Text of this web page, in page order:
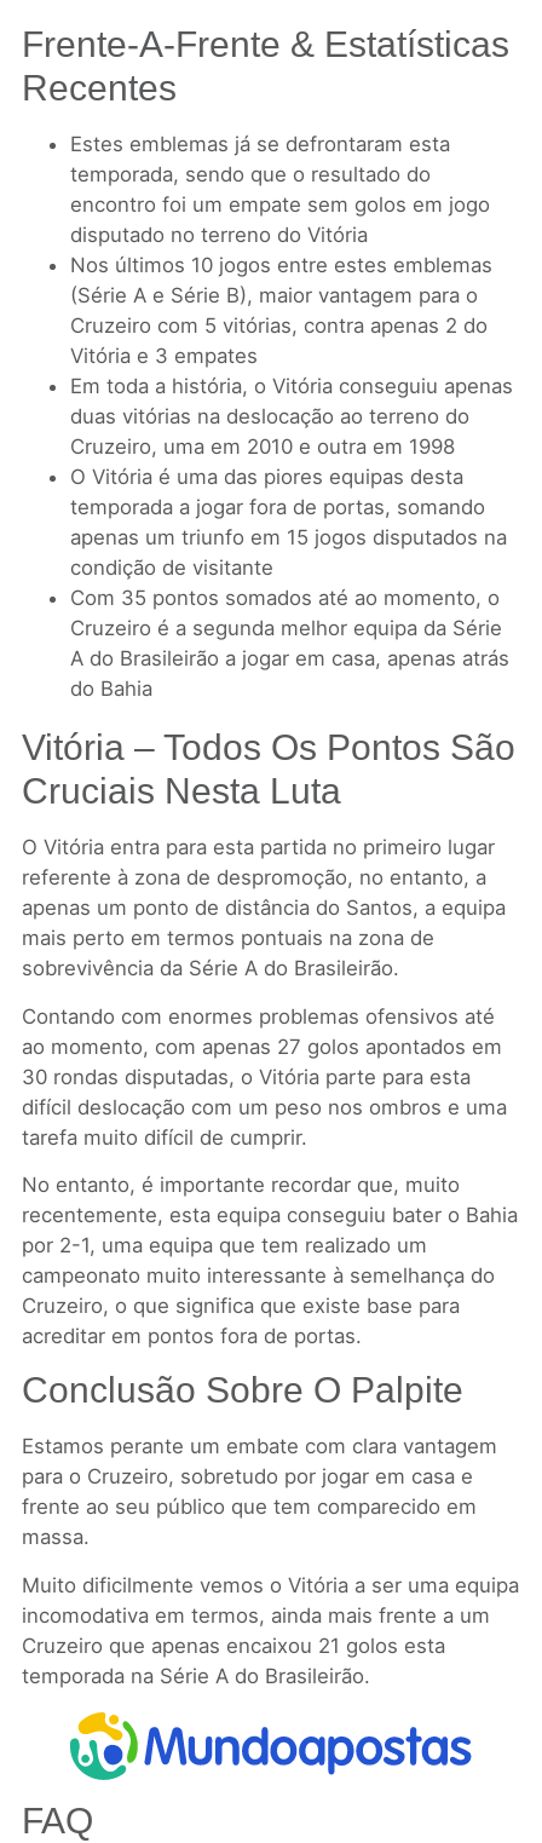
Frente-A-Frente & Estatísticas
Recentes
Estes emblemas já se defrontaram esta
temporada, sendo que o resultado do
encontro foi um empate sem golos em jogo
disputado no terreno do Vitória
Nos últimos 10 jogos entre estes emblemas
(Série A e Série B), maior vantagem para o
Cruzeiro com 5 vitórias, contra apenas 2 do
Vitória e 3 empates
Em toda a história, o Vitória conseguiu apenas
duas vitórias na deslocação ao terreno do
Cruzeiro, uma em 2010 e outra em 1998
O Vitória é uma das piores equipas desta
temporada a jogar fora de portas, somando
apenas um triunfo em 15 jogos disputados na
condição de visitante
Com 35 pontos somados até ao momento, o
Cruzeiro é a segunda melhor equipa da Série
A do Brasileirão a jogar em casa, apenas atrás
do Bahia
Vitória – Todos Os Pontos São
Cruciais Nesta Luta
O Vitória entra para esta partida no primeiro lugar
referente à zona de despromoção, no entanto, a
apenas um ponto de distância do Santos, a equipa
mais perto em termos pontuais na zona de
sobrevivência da Série A do Brasileirão.
Contando com enormes problemas ofensivos até
ao momento, com apenas 27 golos apontados em
30 rondas disputadas, o Vitória parte para esta
difícil deslocação com um peso nos ombros e uma
tarefa muito difícil de cumprir.
No entanto, é importante recordar que, muito
recentemente, esta equipa conseguiu bater o Bahia
por 2-1, uma equipa que tem realizado um
campeonato muito interessante à semelhança do
Cruzeiro, o que significa que existe base para
acreditar em pontos fora de portas.
Conclusão Sobre O Palpite
Estamos perante um embate com clara vantagem
para o Cruzeiro, sobretudo por jogar em casa e
frente ao seu público que tem comparecido em
massa.
Muito dificilmente vemos o Vitória a ser uma equipa
incomodativa em termos, ainda mais frente a um
Cruzeiro que apenas encaixou 21 golos esta
temporada na Série A do Brasileirão.
FAQ